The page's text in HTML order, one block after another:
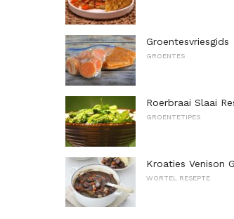
Groentesvriesgids
GROENTES
Roerbraai Slaai
GROENTETIPES
Kroaties Venison
WORTEL RESEPTE